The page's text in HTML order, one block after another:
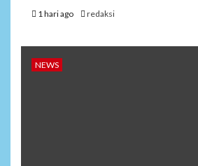
1 hari ago redaksi
NEWS